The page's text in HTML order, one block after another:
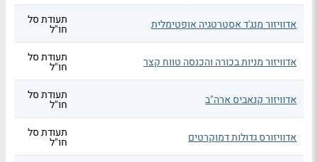
אדוויזור מנג'ד אסטרטגיה אופטימלית תעודת סל
חו"ל
אדוויזור מניות בכורה והכנסה טווח קצר תעודת סל
חו"ל
אדוויזור קנאביס ארה"ב תעודת סל
חו"ל
אדוויזורס גדולות דמוקרטים תעודת סל
חו"ל